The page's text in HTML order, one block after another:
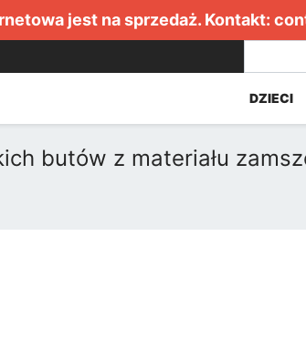
jest na sprzedaż. Kontakt:
DZIECI
butów z materiału